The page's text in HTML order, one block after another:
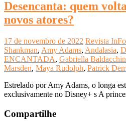
Desencanta: quem
novos atores?
17 de novembro de 2022 Revista
Shankman, Amy Adams, Andalasia,
ENCANTADA, Gabriella
Marsden, Maya Rudolph, Patrick
Estrelado por Amy Adams, o longa
exclusivamente no Disney+ s A
Compartilhe